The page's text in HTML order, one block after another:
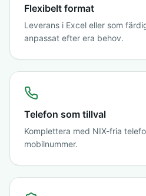
Flexibelt format
Leverans i Excel eller som
anpassat efter era behov.
Telefon som tillval
Komplettera med NIX-fria
mobilnummer.